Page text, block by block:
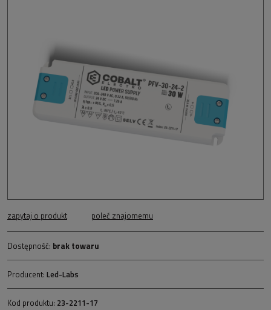
zapytaj o produkt poleć znajomemu
Dostępność: brak towaru
Producent: Led-Labs
Kod produktu: 23-2211-17